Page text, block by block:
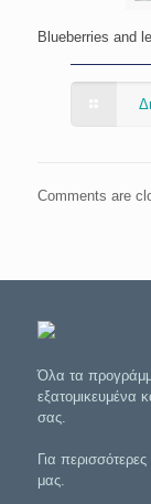
Blueberries and
Comments are
Όλα τα
εξατομικευμένα
σας.
Για
μας.